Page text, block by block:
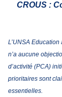
CROUS :
L’UNSA
n’a aucune
d’activité (PCA)
prioritaires sont
essentielles.